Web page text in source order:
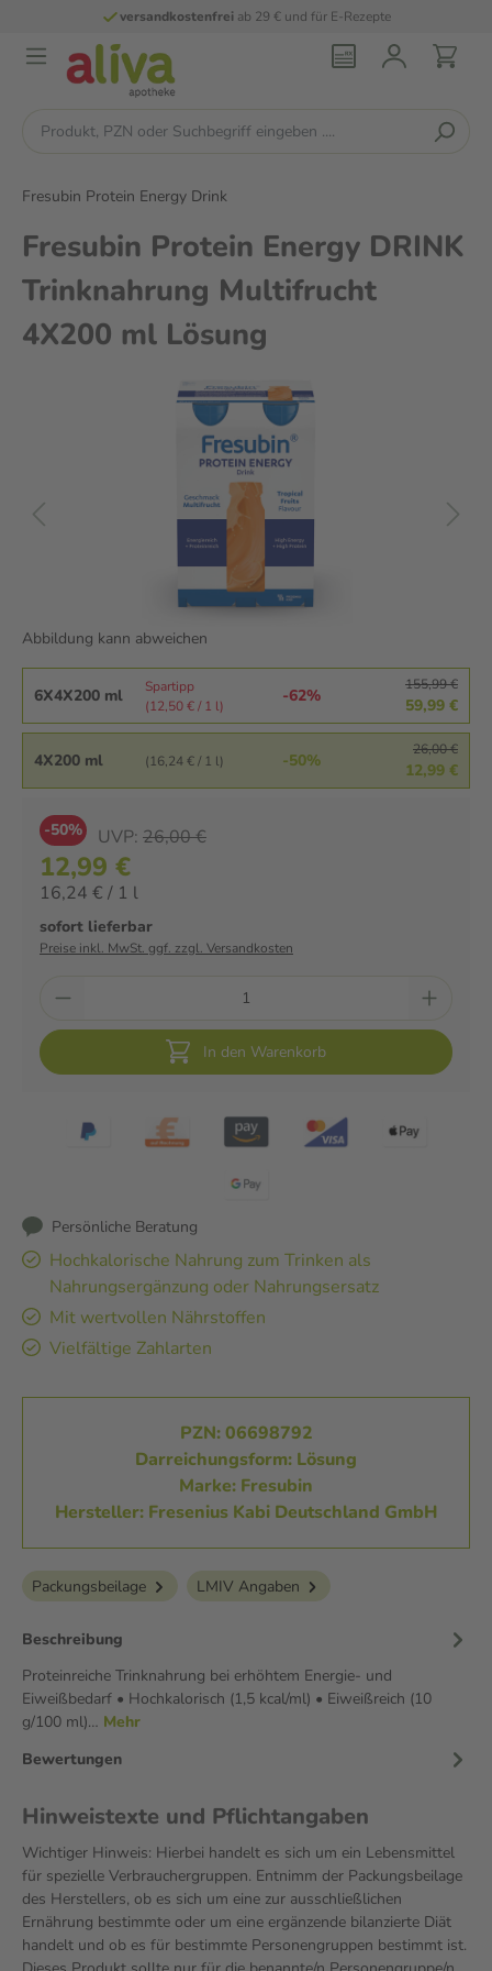
versandkostenfreiab 29 € und für E-Rezepte
Fresubin Protein Energy Drink
Fresubin Protein Energy DRINK
Trinknahrung Multifrucht
4X200 ml Lösung
Abbildung kann abweichen
6X4X200 ml
Spartipp
(12,50 € / 1 l)
-62%
155,99 €
59,99 €
4X200 ml (16,24 € / 1 l) -50%
26,00 €
12,99 €
-50% UVP: 26,00 €
12,99 €
16,24 € / 1 l
sofort lieferbar
Preise inkl. MwSt. ggf. zzgl. Versandkosten
In den Warenkorb
Persönliche Beratung
Hochkalorische Nahrung zum Trinken als
Nahrungsergänzung oder Nahrungsersatz
Mit wertvollen Nährstoffen
Vielfältige Zahlarten
PZN: 06698792
Darreichungsform: Lösung
Marke: Fresubin
Hersteller: Fresenius Kabi Deutschland GmbH
Packungsbeilage LMIV Angaben
Beschreibung
Proteinreiche Trinknahrung bei erhöhtem Energie- und
Eiweißbedarf • Hochkalorisch (1,5 kcal/ml) • Eiweißreich (10
g/100 ml)… Mehr
Bewertungen
Hinweistexte und Pflichtangaben
Wichtiger Hinweis: Hierbei handelt es sich um ein Lebensmittel
für spezielle Verbrauchergruppen. Entnimm der Packungsbeilage
des Herstellers, ob es sich um eine zur ausschließlichen
Ernährung bestimmte oder um eine ergänzende bilanzierte Diät
handelt und ob es für bestimmte Personengruppen bestimmt ist.